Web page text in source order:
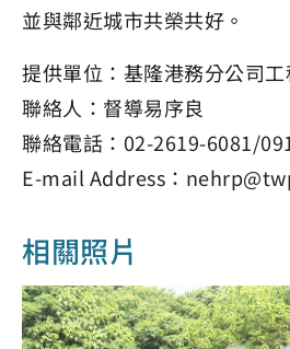
並與鄰近城市共榮共好。
提供單位：基隆港務分公司工
聯絡人：督導易序良
聯絡電話：02-2619-6081/
E-mail Address：
相關照片